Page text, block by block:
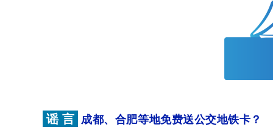
谣 言 成都、合肥等地免费送公交地铁卡？